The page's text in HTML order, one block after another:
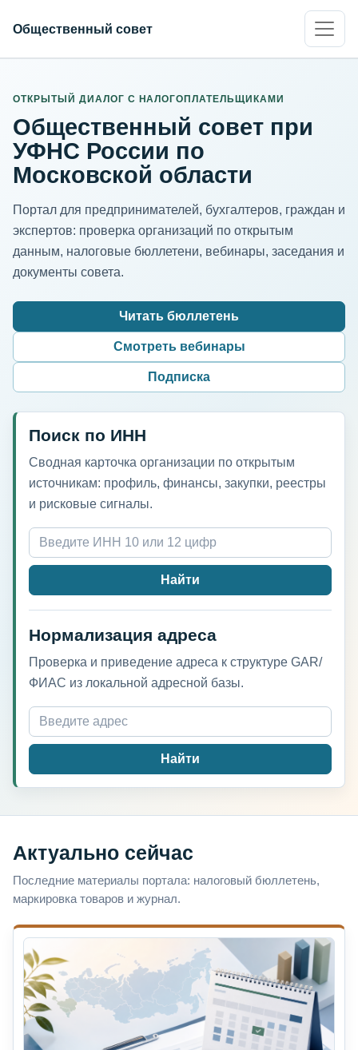
Общественный совет
ОТКРЫТЫЙ ДИАЛОГ С НАЛОГОПЛАТЕЛЬЩИКАМИ
Общественный совет при
УФНС России по
Московской области
Портал для предпринимателей, бухгалтеров, граждан и
экспертов: проверка организаций по открытым
данным, налоговые бюллетени, вебинары, заседания и
документы совета.
Читать бюллетень
Смотреть вебинары
Подписка
Поиск по ИНН
Сводная карточка организации по открытым
источникам: профиль, финансы, закупки, реестры
и рисковые сигналы.
ИНН организации
Найти
Нормализация адреса
Проверка и приведение адреса к структуре GAR/
ФИАС из локальной адресной базы.
Адрес для нормализации
Найти
Актуально сейчас
Последние материалы портала: налоговый бюллетень,
маркировка товаров и журнал.